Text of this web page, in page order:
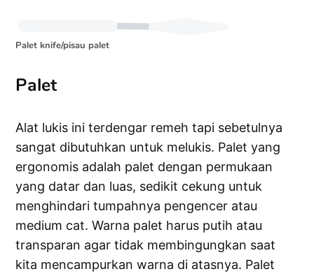
Palet knife/pisau palet
Palet
Alat lukis ini terdengar remeh tapi sebetulnya
sangat dibutuhkan untuk melukis. Palet yang
ergonomis adalah palet dengan permukaan
yang datar dan luas, sedikit cekung untuk
menghindari tumpahnya pengencer atau
medium cat. Warna palet harus putih atau
transparan agar tidak membingungkan saat
kita mencampurkan warna di atasnya. Palet